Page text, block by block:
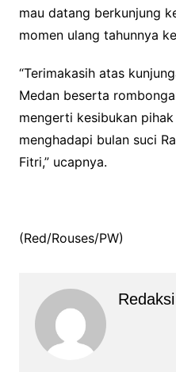
mau datang berkunjung
momen ulang tahunnya
“Terimakasih atas
Medan beserta
mengerti kesibukan
menghadapi bulan suci
Fitri,” ucapnya.
(Red/Rouses/PW)